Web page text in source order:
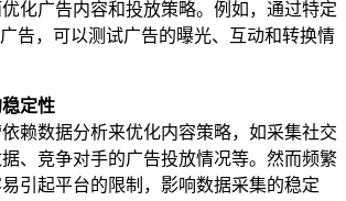
化广告内容和投放策略。例如，通过特定
告，可以测试广告的曝光、互动和转换情
定性
赖数据分析来优化内容策略，如采集社交
、竞争对手的广告投放情况等。然而频繁
引起平台的限制，影响数据采集的稳定